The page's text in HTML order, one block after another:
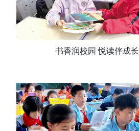
书香润校园 悦读伴成长